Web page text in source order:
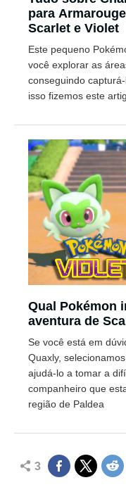
para
Scarlet e Violet
Este pequeno
você explorar as
conseguindo
isso fizemos este
Qual Pokémon
aventura de
Se você está em
Quaxly,
ajudá-lo a tomar a
companheiro que
região de Paldea
3